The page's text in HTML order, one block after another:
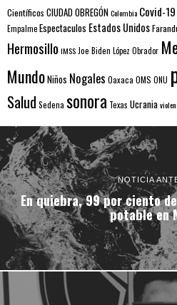
Científicos CIUDAD OBREGÓNColombia Covid-19
EmpalmeEspectaculos Estados Unidos
Hermosillo IMSS Joe Biden López Obrador
MundoNiños Nogales Oaxaca OMS ONU
Salud Sedena sonora Texas Ucrania
NOTICIA
En quiebra, 99 por ciento
potable en